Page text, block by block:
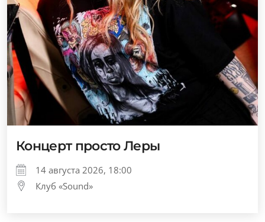
Концерт просто Леры
14 августа 2026, 18:00
Клуб «Sound»